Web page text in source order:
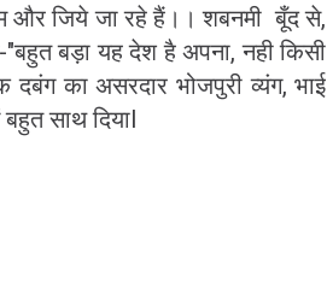
और जिये जा रहे हैं।। शबनमी बूँद से,
बड़ा यह देश है अपना, नही किसी
दबंग का असरदार भोजपुरी व्यंग, भाई
साथ दियाI